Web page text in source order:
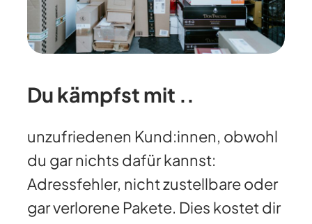
Du kämpfst mit ..
unzufriedenen Kund:innen, obwohl
du gar nichts dafür kannst:
Adressfehler, nicht zustellbare oder
gar verlorene Pakete. Dies kostet dir